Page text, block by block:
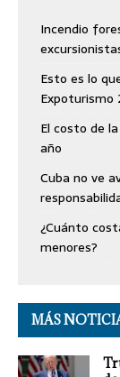
Incendio
Esto es lo
Expoturismo
El costo de
año
Cuba no ve
¿Cuánto
menores?
MÁS